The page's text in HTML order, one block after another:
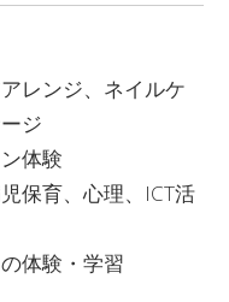
レンジ、ネイルケ
ジ
体験
保育、心理、ICT活
体験・学習